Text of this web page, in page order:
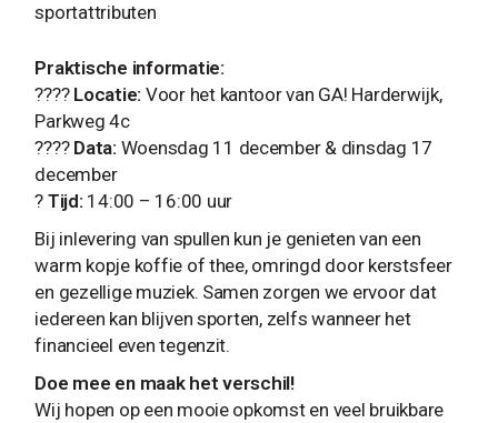
sportattributen
Praktische informatie:
???? Locatie: Voor het kantoor van GA! Harderwijk,
Parkweg 4c
???? Data: Woensdag 11 december & dinsdag 17
december
? Tijd: 14:00 – 16:00 uur
Bij inlevering van spullen kun je genieten van een
warm kopje koffie of thee, omringd door kerstsfeer
en gezellige muziek. Samen zorgen we ervoor dat
iedereen kan blijven sporten, zelfs wanneer het
financieel even tegenzit.
Doe mee en maak het verschil!
Wij hopen op een mooie opkomst en veel bruikbare